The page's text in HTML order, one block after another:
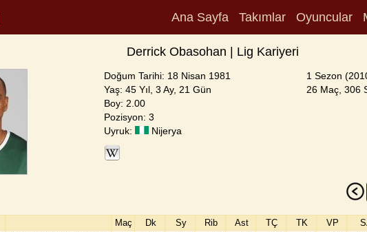
Ana Sayfa Takımlar Oyuncular
Derrick Obasohan | Lig Kariyeri
Doğum Tarihi: 18 Nisan 1981
Yaş: 45 Yıl, 3 Ay, 21 Gün
Boy: 2.00
Pozisyon: 3
Uyruk:
Nijerya
1 Sezon
26 Maç, 306
Maç Dk Sy Rib Ast TÇ TK VP